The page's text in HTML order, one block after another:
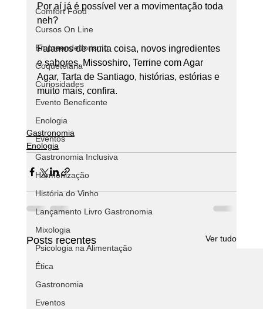
Comfort Food
Cursos On Line
Empreendedorismo
Coquetelaria
Curiosidades
Evento Beneficente
Enologia
Eventos
Gastronomia Inclusiva
Harmonização
História do Vinho
Lançamento Livro Gastronomia
Mixologia
Psicologia na Alimentação
Ética
Gastronomia
Eventos
Por aí já é possível ver a movimentação toda
neh?
Falamos de muita coisa, novos ingredientes
e sabores, Missoshiro, Terrine com Agar
Agar, Tarta de Santiago, histórias, estórias e
muito mais, confira.
Gastronomia
Enologia
Posts recentes Ver tudo